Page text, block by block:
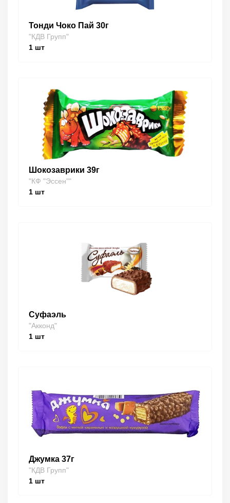
Тонди Чоко Пай 30г
"КДВ Групп"
1 шт
Шокозаврики 39г
"КФ "Эссен""
1 шт
Суфаэль
"Акконд"
1 шт
Джумка 37г
"КДВ Групп"
1 шт